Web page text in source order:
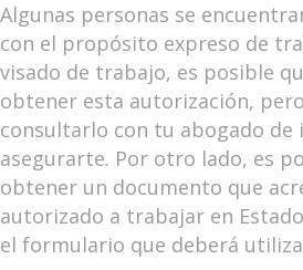
Algunas personas se
con el propósito expreso de
visado de trabajo, es posible
obtener esta autorización,
consultarlo con tu abogado de
asegurarte. Por otro lado, es
obtener un documento que
autorizado a trabajar en
el formulario que deberá